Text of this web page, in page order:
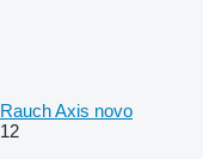
Rauch Axis novo
12